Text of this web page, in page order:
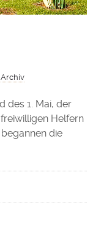
des 1. Mai, der
Helfern
die